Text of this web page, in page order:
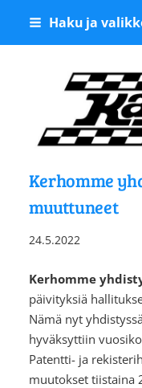
Siirry
Haku ja
Kerhomme
muuttuneet
24.5.2022
Kerhomme
päivityksiä
Nämä nyt
hyväksyttiin
Patentti- ja
muutokset tiistaina